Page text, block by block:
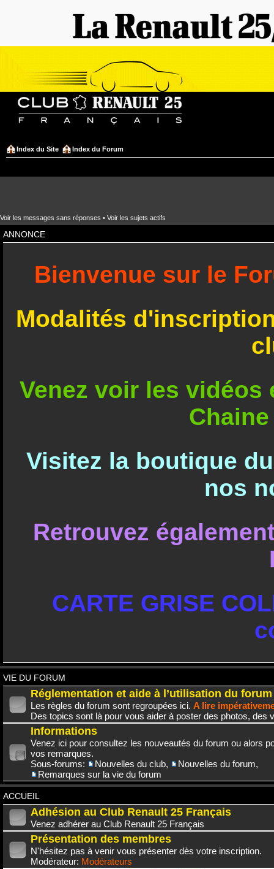
Index du Site Index du Forum
Voir les messages sans réponses • Voir les sujets actifs
ANNONCE
Bienvenue sur le
Modalités
Venez voir les
Visitez la boutique
nos
Retrouvez
CARTE GRISE
VIE DU FORUM
Réglementation et aide à l’utilisation du forum
Les règles du forum sont regroupées ici. A lire
Des topics sont là pour vous aider à poster des photos, des
Informations
Venez ici pour consultez les nouveautés du forum ou alors
vos remarques.
Sous-forums:
Nouvelles du club, Nouvelles du forum,
Remarques sur la vie du forum
ACCUEIL
Adhésion au Club Renault 25 Français
Venez adhérer au Club Renault 25 Français
Présentation des membres
N'hésitez pas à venir vous présenter dès votre inscription.
Modérateur: Modérateurs